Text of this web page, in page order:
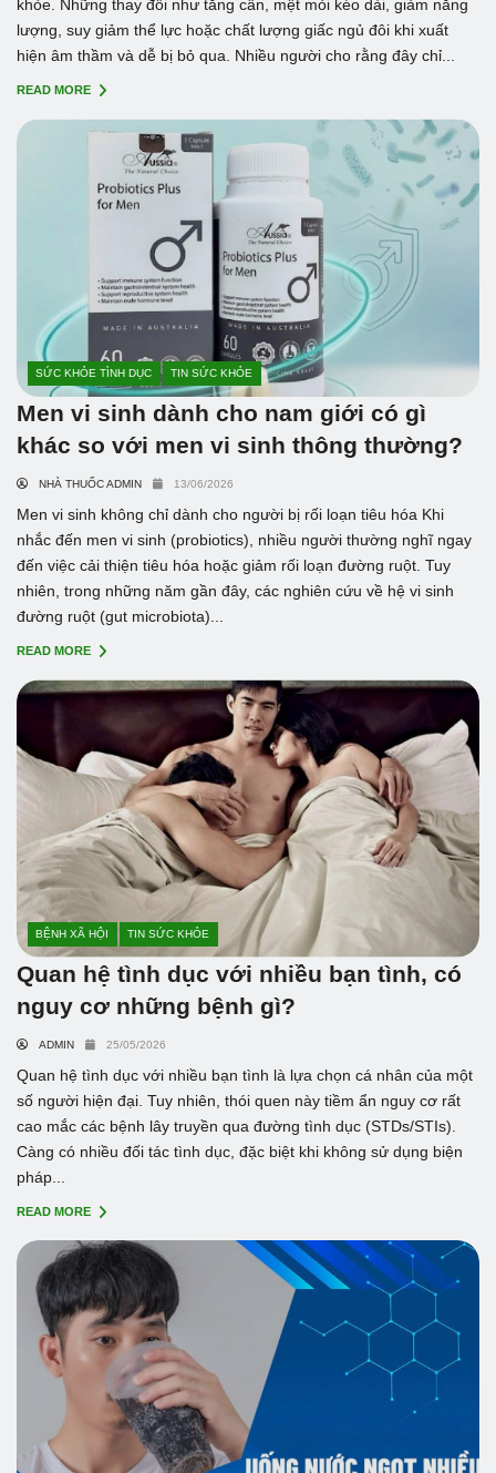
khỏe. Những thay đổi như tăng cân, mệt mỏi kéo dài, giảm năng
lượng, suy giảm thể lực hoặc chất lượng giấc ngủ đôi khi xuất
hiện âm thầm và dễ bị bỏ qua. Nhiều người cho rằng đây chỉ...
READ MORE
SỨC KHỎE TÌNH DỤC TIN SỨC KHỎE
Men vi sinh dành cho nam giới có gì
khác so với men vi sinh thông thường?
NHÀ THUỐC ADMIN 13/06/2026
Men vi sinh không chỉ dành cho người bị rối loạn tiêu hóa Khi
nhắc đến men vi sinh (probiotics), nhiều người thường nghĩ ngay
đến việc cải thiện tiêu hóa hoặc giảm rối loạn đường ruột. Tuy
nhiên, trong những năm gần đây, các nghiên cứu về hệ vi sinh
đường ruột (gut microbiota)...
READ MORE
BỆNH XÃ HỘI TIN SỨC KHỎE
Quan hệ tình dục với nhiều bạn tình, có
nguy cơ những bệnh gì?
ADMIN 25/05/2026
Quan hệ tình dục với nhiều bạn tình là lựa chọn cá nhân của một
số người hiện đại. Tuy nhiên, thói quen này tiềm ẩn nguy cơ rất
cao mắc các bệnh lây truyền qua đường tình dục (STDs/STIs).
Càng có nhiều đối tác tình dục, đặc biệt khi không sử dụng biện
pháp...
READ MORE